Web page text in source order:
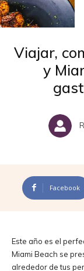
Viajar,
y
Facebook
Este año es el
Miami Beach se
alrededor de tus